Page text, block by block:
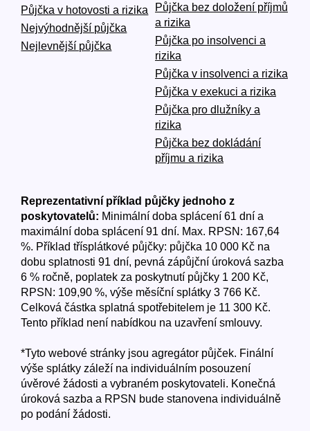
Půjčka v hotovosti a rizika
Nejvýhodnější půjčka
Nejlevnější půjčka
Půjčka bez doložení příjmů
a rizika
Půjčka po insolvenci a
rizika
Půjčka v insolvenci a rizika
Půjčka v exekuci a rizika
Půjčka pro dlužníky a
rizika
Půjčka bez dokládání
příjmu a rizika
Reprezentativní příklad půjčky jednoho z
poskytovatelů: Minimální doba splácení 61 dní a
maximální doba splácení 91 dní. Max. RPSN: 167,64
%. Příklad třísplátkové půjčky: půjčka 10 000 Kč na
dobu splatnosti 91 dní, pevná zápůjční úroková sazba
6 % ročně, poplatek za poskytnutí půjčky 1 200 Kč,
RPSN: 109,90 %, výše měsíční splátky 3 766 Kč.
Celková částka splatná spotřebitelem je 11 300 Kč.
Tento příklad není nabídkou na uzavření smlouvy.
*Tyto webové stránky jsou agregátor půjček. Finální
výše splátky záleží na individuálním posouzení
úvěrové žádosti a vybraném poskytovateli. Konečná
úroková sazba a RPSN bude stanovena individuálně
po podání žádosti.